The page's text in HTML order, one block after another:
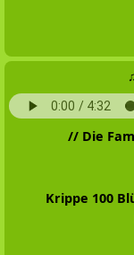
// Die
Krippe 100